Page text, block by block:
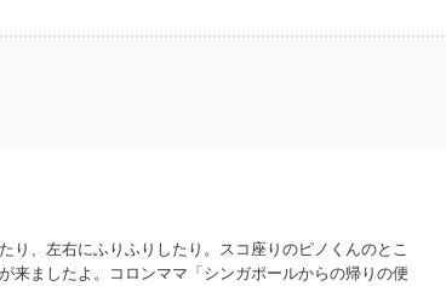
り、左右にふりふりしたり。スコ座りのピノくんのとこ
来ましたよ。コロンママ「シンガポールからの帰りの便